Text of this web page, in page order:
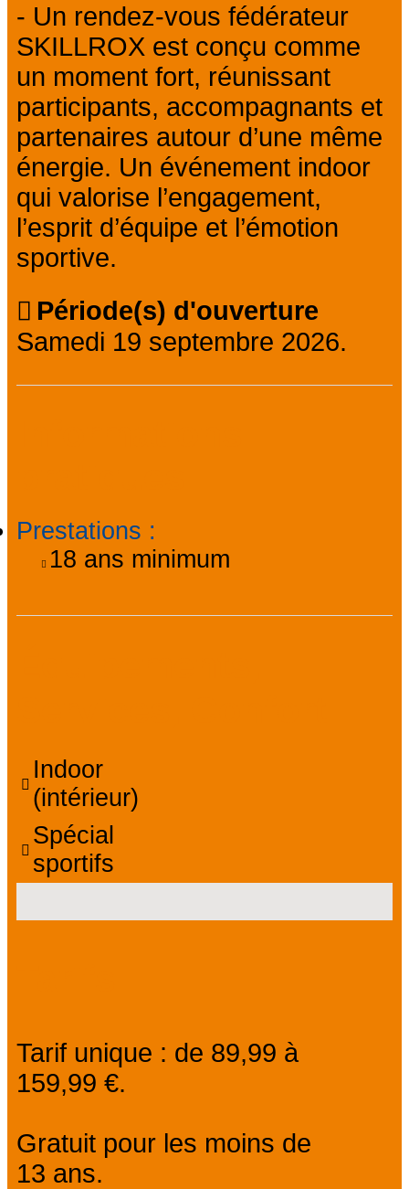
- Un rendez-vous fédérateur
SKILLROX est conçu comme
un moment fort, réunissant
participants, accompagnants et
partenaires autour d’une même
énergie. Un événement indoor
qui valorise l’engagement,
l’esprit d’équipe et l’émotion
sportive.
Période(s) d'ouverture
Samedi 19 septembre 2026.
Prestations :
18 ans minimum
Indoor
(intérieur)
Spécial
sportifs
Tarif unique : de 89,99 à
159,99 €.
Gratuit pour les moins de
13 ans.